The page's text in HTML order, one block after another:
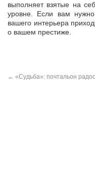
выполняет взятые на
уровне. Если вам нужно
вашего интерьера
о вашем престиже.
← «Судьба»: почтальон